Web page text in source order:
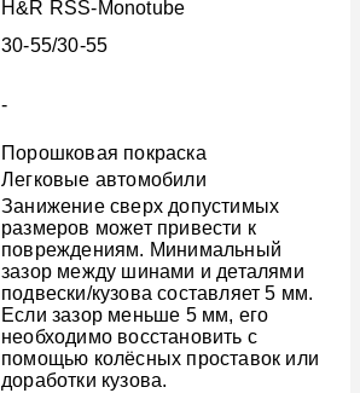
H&R RSS-Monotube
30-55/30-55
-
Порошковая покраска
Легковые автомобили
Занижение сверх допустимых
размеров может привести к
повреждениям. Минимальный
зазор между шинами и деталями
подвески/кузова составляет 5 мм.
Если зазор меньше 5 мм, его
необходимо восстановить с
помощью колёсных проставок или
доработки кузова.